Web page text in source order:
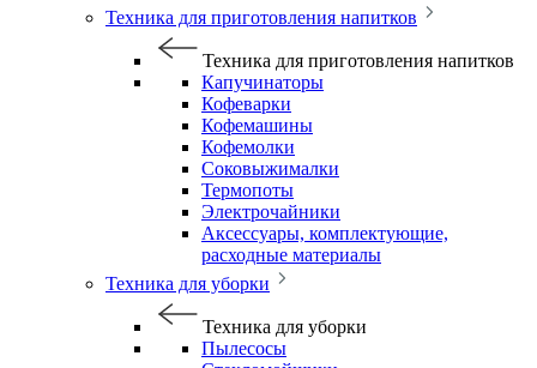
Техника для приготовления напитков
Техника для приготовления напитков
Капучинаторы
Кофеварки
Кофемашины
Кофемолки
Соковыжималки
Термопоты
Электрочайники
Аксессуары, комплектующие,
расходные материалы
Техника для уборки
Техника для уборки
Пылесосы